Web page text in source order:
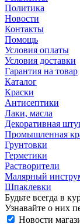
Политика
Новости
Контакты
Помощь
Условия оплаты
Условия доставки
Гарантия на товар
Каталог
Краски
Антисептики
Лаки, масла
Декоративная
Промышленная
Грунтовки
Герметики
Растворители
Малярный
Шпаклевки
Будьте всегда в
Узнавайте о них
Новости